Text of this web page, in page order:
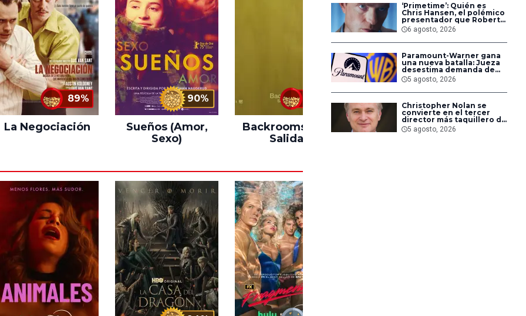
89%
La Negociación
90%
Sueños (Amor,
Sexo)
Backrooms: Sin
Salida
Hasta el Fin del
‘Primetime’: Quién es
Chris Hansen, el polémico
presentador que Robert
Pattinson interpreta en
su nueva película
6 agosto, 2026
Paramount-Warner gana
una nueva batalla: Jueza
desestima demanda de
consumidores contra la
fusión
5 agosto, 2026
Christopher Nolan se
convierte en el tercer
director más taquillero de
todos los tiempos
5 agosto, 2026